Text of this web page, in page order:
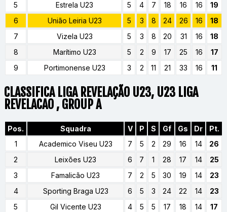
5
Estrela U23 5 4 7 18 16 16
19
6
União Leiria U23 5 3 8 24 26 16
18
7
Vizela U23 5 3 8 20 31 16
18
8
Marítimo U23 5 2 9 17 25 16
17
9
Portimonense U23 3 2 11 21 33 16 11
CLASSIFICA LIGA REVELAÇÃO U23, U23 LIGA
REVELACAO , GROUP A
Pos. Squadra V P S Gf Gs Dr
Pt.
1
Academico Viseu U23 7 5 2 29 16 14
26
2
Leixões U23 6 7 1 28 17 14
25
3
Famalicão U23 7 2 5 30 19 14
23
4
Sporting Braga U23 6 5 3 24 22 14
23
5
Gil Vicente U23 4 5 5 17 18 14
17